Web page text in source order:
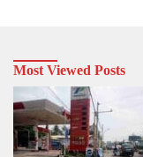
Most Viewed Posts